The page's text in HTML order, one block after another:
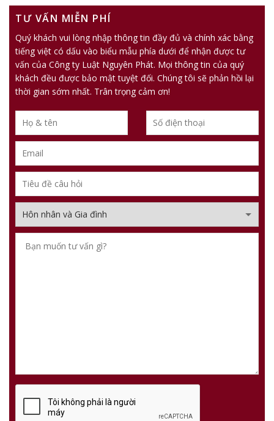
TƯ VẤN MIỄN PHÍ
Quý khách vui lòng nhập thông tin đầy đủ và chính xác bằng
tiếng việt có dấu vào biểu mẫu phía dưới để nhận được tư
vấn của Công ty Luật Nguyên Phát. Mọi thông tin của quý
khách đều được bảo mật tuyệt đối. Chúng tôi sẽ phản hồi lại
thời gian sớm nhất. Trân trọng cảm ơn!